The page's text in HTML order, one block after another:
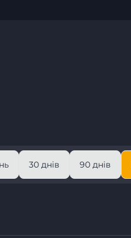
30 днів 90 днів